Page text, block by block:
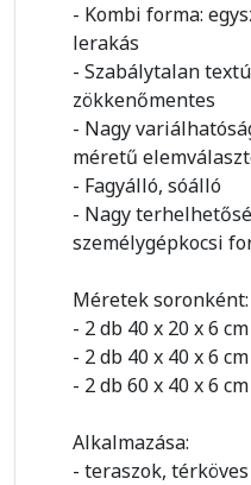
- Kombi forma:
lerakás
- Szabálytalan
zökkenőmentes
- Nagy
méretű
- Fagyálló, sóálló
- Nagy
személygépkocsi
Méretek soronként:
- 2 db 40 x 20 x 6 cm
- 2 db 40 x 40 x 6 cm
- 2 db 60 x 40 x 6 cm
Alkalmazása:
- teraszok,